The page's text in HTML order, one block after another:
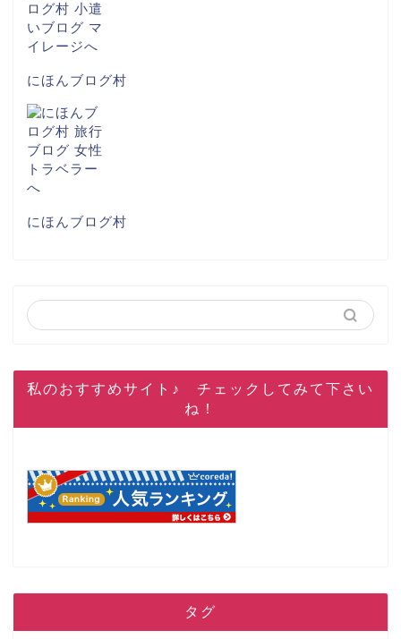
にほんブログ村
にほんブログ村
私のおすすめサイト♪ チェックしてみて下さい
ね！
タグ